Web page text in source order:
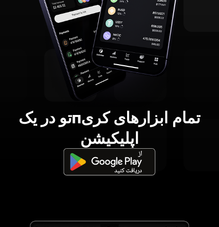
تمام ابزارهای کریпتو در یک
اپلیکیشن